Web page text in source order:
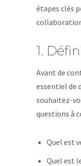
étapes clés
1.
Avant de
essentiel de
souhaitez-
questions à
Quel est
Quel est